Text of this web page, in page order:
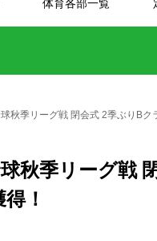
体育各部一覧
秋季リーグ戦 閉会式 2季ぶりB
球秋季リーグ戦
！